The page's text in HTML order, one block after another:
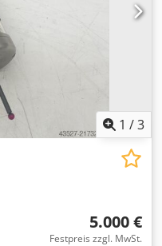
1 /3
5.000 €
Festpreis zzgl. MwSt.